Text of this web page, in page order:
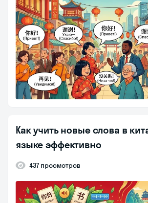
Как учить новые слова в
языке эффективно
437 просмотров